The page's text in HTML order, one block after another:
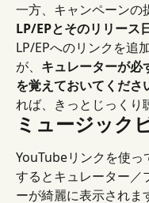
一方、キャンペーンの
LP/EPとそのリリース
LP/EPへのリンクを追
が、 キュレーターが必
を覚えておいてくださ
れば、きっとじっくり
ミュージック
YouTubeリンクを使
するとキュレーター／
ーが綺麗に表示されま